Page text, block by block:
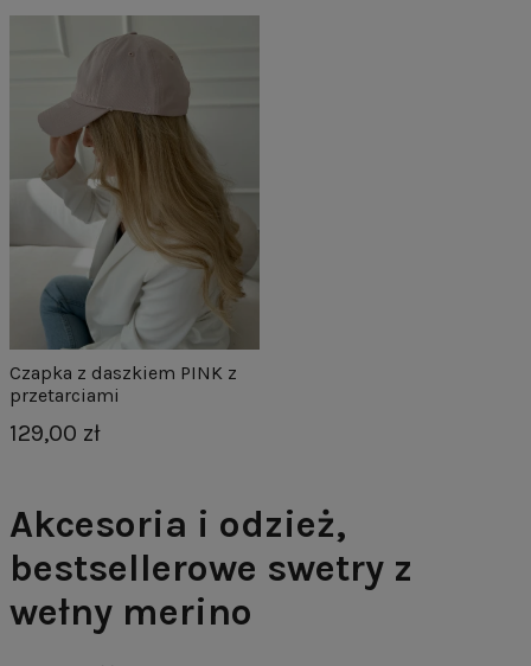
Czapka z daszkiem PINK z
przetarciami
129,00 zł
Akcesoria i odzież,
bestsellerowe swetry z
wełny merino